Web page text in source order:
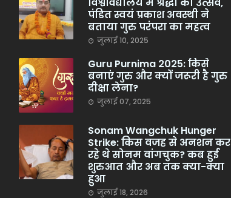
पंडित स्वयं प्रकाश अवस्थी ने
बताया गुरु परंपरा का महत्व
जुलाई 10, 2025
Guru Purnima 2025: किसे
बनाएं गुरु और क्यों जरूरी है गुरु
दीक्षा लेना?
जुलाई 07, 2025
Sonam Wangchuk Hunger
Strike: किस वजह से अनशन कर
रहे थे सोनम वांगचुक? कब हुई
शुरुआत और अब तक क्या-क्या
हुआ
जुलाई 18, 2026